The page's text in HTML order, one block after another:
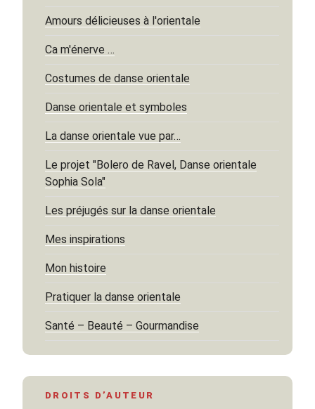
Amours délicieuses à l'orientale
Ca m'énerve …
Costumes de danse orientale
Danse orientale et symboles
La danse orientale vue par…
Le projet "Bolero de Ravel, Danse orientale
Sophia Sola"
Les préjugés sur la danse orientale
Mes inspirations
Mon histoire
Pratiquer la danse orientale
Santé – Beauté – Gourmandise
DROITS D’AUTEUR